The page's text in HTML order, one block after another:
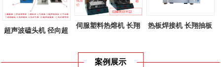
超声波磕头机 径向超
伺服塑料热熔机 长翔
热板焊接机 长翔抽板
案例展示